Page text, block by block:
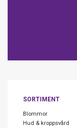
SORTIMENT
Blommor
Hud & kroppsvård